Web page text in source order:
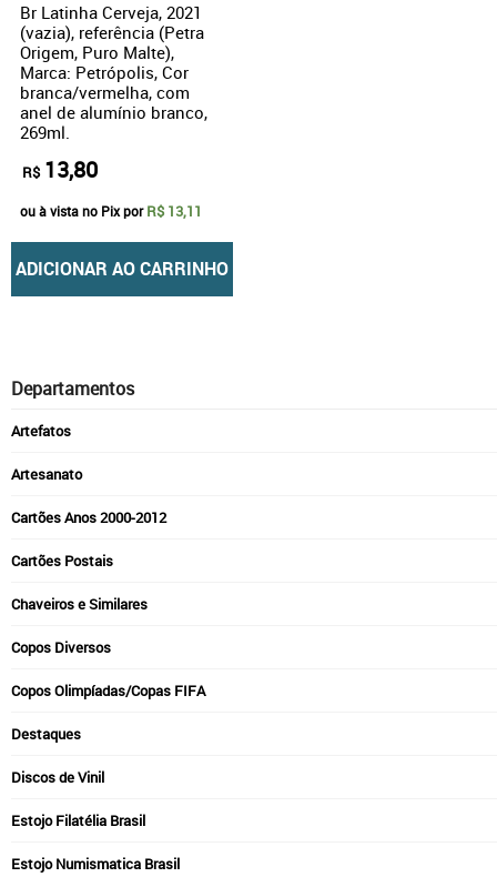
Br Latinha Cerveja, 2021
(vazia), referência (Petra
Origem, Puro Malte),
Marca: Petrópolis, Cor
branca/vermelha, com
anel de alumínio branco,
269ml.
R$ 13,80
ou à vista no Pix porR$ 13,11
ADICIONAR AO CARRINHO
Departamentos
Artefatos
Artesanato
Cartões Anos 2000-2012
Cartões Postais
Chaveiros e Similares
Copos Diversos
Copos Olimpíadas/Copas FIFA
Destaques
Discos de Vinil
Estojo Filatélia Brasil
Estojo Numismatica Brasil